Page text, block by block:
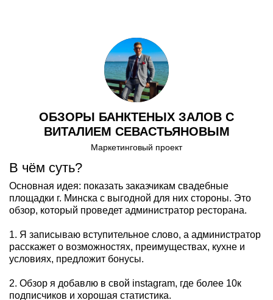
ОБЗОРЫ БАНКТЕНЫХ ЗАЛОВ С
ВИТАЛИЕМ СЕВАСТЬЯНОВЫМ
Маркетинговый проект
В чём суть?
Основная идея: показать заказчикам свадебные
площадки г. Минска с выгодной для них стороны. Это
обзор, который проведет администратор ресторана.
1. Я записываю вступительное слово, а администратор
расскажет о возможностях, преимуществах, кухне и
условиях, предложит бонусы.
2. Обзор я добавлю в свой instagram, где более 10к
подписчиков и хорошая статистика.